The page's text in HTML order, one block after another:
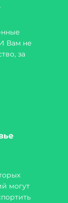
И Вам не
за
могут